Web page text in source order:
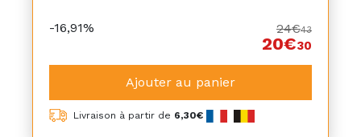
-16,91% 24€43
20€30
Ajouter au panier
Livraison à partir de 6,30€